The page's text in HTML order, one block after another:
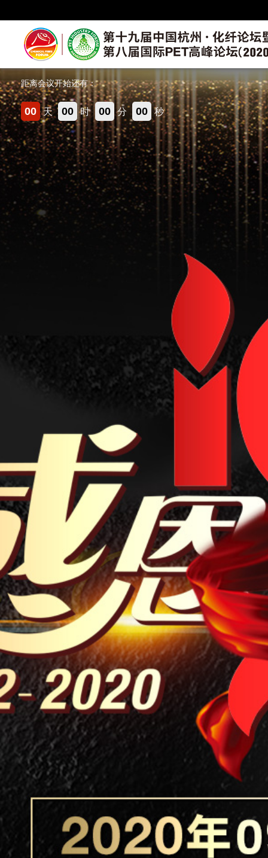
距离会议开始还有：
00 天 00 时 00 分 00 秒
扬州富威尔复合材料有限公司
浙江花见资产管理有限公司
五矿产业金融服务（深圳）有限公司杭州分公司
浙江佳人新材料有限公司
江苏三房巷集团有限公司
四川省川化新天府化工有限责任公司
欧斯化工（上海）有限公司
爱而泰可新材料（苏州）有限公司
致远顺材料科技（苏州）有限公司
杭州瑞华石化有限公司
厦门港口商务资讯有限公司
香港富岸有限公司上海代表处
浙江晶海化工科技有限公司
浙江聚兴化纤有限公司
大越期货股份有限公司
厦门国贸化纤有限公司
国盛期货有限责任公司
浙江汉东塑胶新材料有限公司
中信证券股份有限公司
浙江永安国油能源有限公司
华润怡宝饮料（中国）有限公司
上海中期期货股份有限公司
宁波金盛纤维科技有限公司
福建百宏聚纤科技实业有限公司
宁波沁越投资有限公司
浙江嘉兴港物流有限公司
厦门市元丰达贸易有限公司
浙江传化化学品有限公司
上海中泰多经国际贸易有限责任公司
顶丰企业有限公司
中国石化润滑油有限公司
新疆蓝山屯河聚酯有限公司
北京旭阳宏业化工有限公司
上海木利实业有限公司
扬州普立特科技发展有限公司
慈溪市兴科化纤有限公司
泰兴市福昌环保科技有限公司
上海夯石商贸有限公司